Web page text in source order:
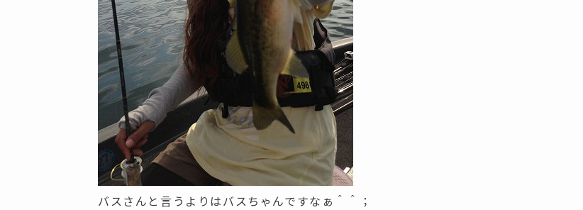
バスさんと言うよりはバスちゃんですなぁ＾＾；